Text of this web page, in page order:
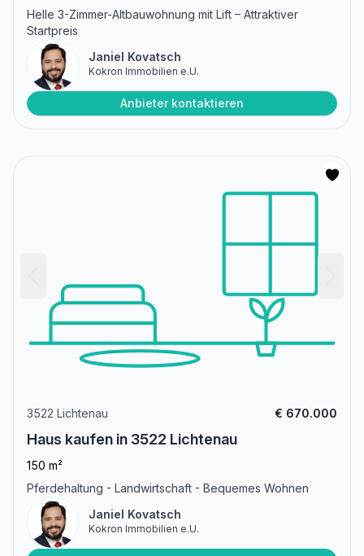
Helle 3-Zimmer-Altbauwohnung mit Lift – Attraktiver
Startpreis
Janiel Kovatsch
Kokron Immobilien e.U.
Anbieter kontaktieren
3522 Lichtenau € 670.000
Haus kaufen in 3522 Lichtenau
150 m²
Pferdehaltung - Landwirtschaft - Bequemes Wohnen
Janiel Kovatsch
Kokron Immobilien e.U.